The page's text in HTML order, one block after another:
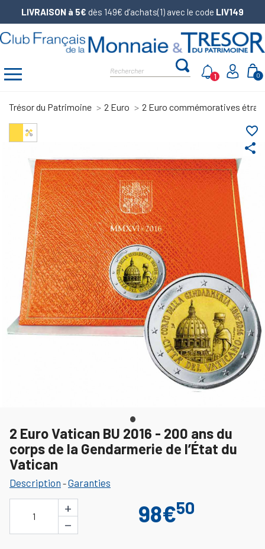
LIVRAISON à 5€ dès 149€ d’achats(1) avec le code LIV149
0
1
Trésor du Patrimoine 2 Euro 2 Euro commémoratives
share
favorite_border
2 Euro Vatican BU 2016 - 200 ans du
corps de la Gendarmerie de l’État du
Vatican
Description -Garanties
1
+
−
98€50